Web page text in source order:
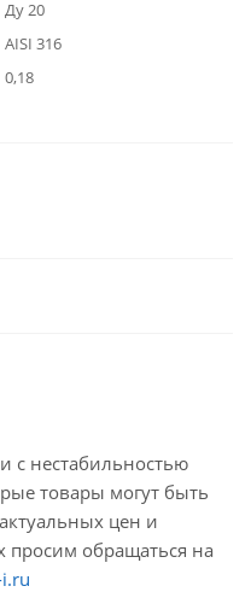
Ду 20
AISI 316
0,18
с нестабильностью
товары могут быть
цен и
просим обращаться на